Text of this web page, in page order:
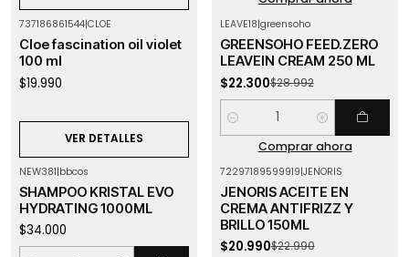
737186861544|CLOE
Cloe fascination oil violet
100 ml
$19.990
VER DETALLES
OFF
LEAVE18|greensoho
GREENSOHO FEED.ZERO
LEAVEIN CREAM 250 ML
$22.300$28.992
Cantidad
Comprar ahora
NEW381|bbcos
SHAMPOO KRISTAL EVO
HYDRATING 1000ML
$34.000
Agotado
72297189599919|JENORIS
JENORIS ACEITE EN
CREMA ANTIFRIZZ Y
BRILLO 150ML
$20.990$22.990